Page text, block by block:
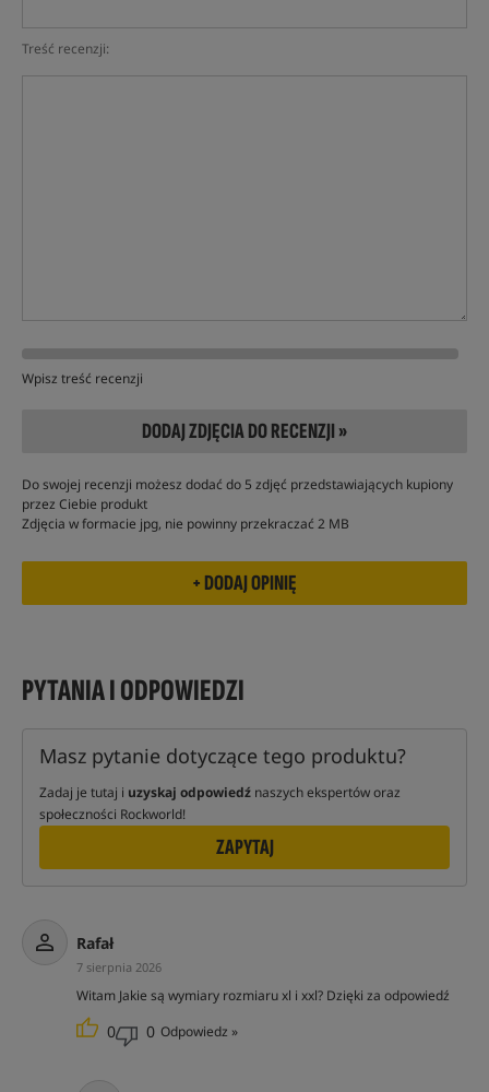
Treść recenzji:
Wpisz treść recenzji
DODAJ ZDJĘCIA DO RECENZJI »
Do swojej recenzji możesz dodać do 5 zdjęć przedstawiających kupiony
przez Ciebie produkt
Zdjęcia w formacie jpg, nie powinny przekraczać 2 MB
PYTANIA I ODPOWIEDZI
Masz pytanie dotyczące tego produktu?
Zadaj je tutaj i uzyskaj odpowiedź naszych ekspertów oraz
społeczności Rockworld!
ZAPYTAJ
Rafał
7 sierpnia 2026
Witam Jakie są wymiary rozmiaru xl i xxl? Dzięki za odpowiedź
0 0 Odpowiedz »